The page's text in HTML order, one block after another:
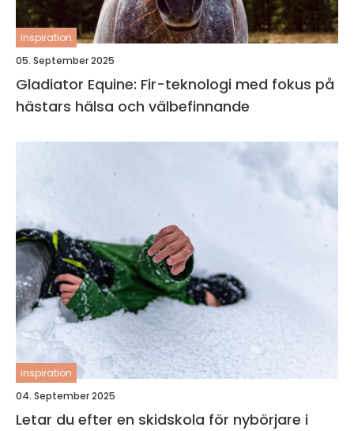
inspiration
05. September 2025
Gladiator Equine: Fir-teknologi med fokus på
hästars hälsa och välbefinnande
inspiration
04. September 2025
Letar du efter en skidskola för nybörjare i